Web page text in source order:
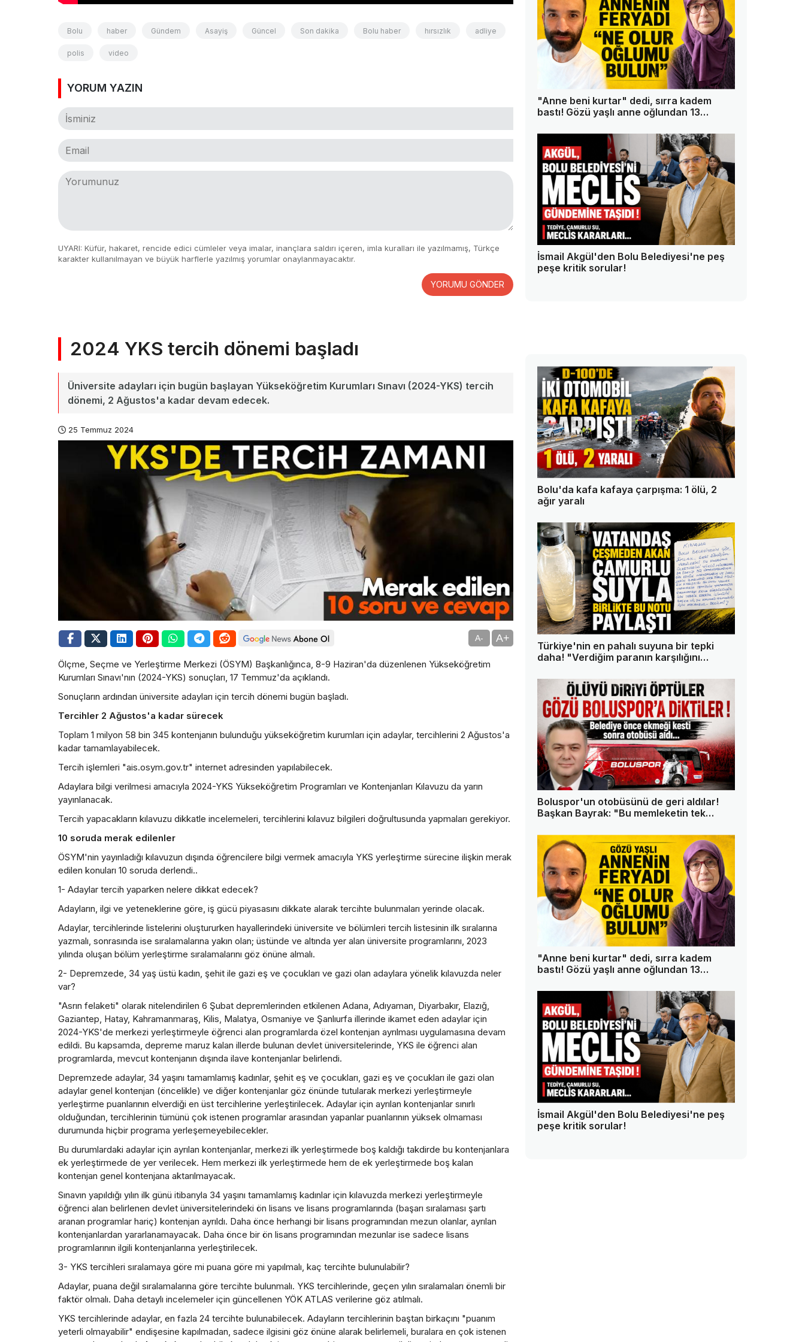
Bolu haber Gündem Asayiş Güncel Son dakika Bolu haber hırsızlık adliye
polis video
YORUM YAZIN
UYARI: Küfür, hakaret, rencide edici cümleler veya imalar, inançlara saldırı içeren, imla kuralları ile yazılmamış, Türkçe
karakter kullanılmayan ve büyük harflerle yazılmış yorumlar onaylanmayacaktır.
YORUMU GÖNDER
"Anne beni kurtar" dedi, sırra kadem
bastı! Gözü yaşlı anne oğlundan 13
İsmail Akgül'den Bolu Belediyesi'ne peş
peşe kritik sorular!
2024 YKS tercih dönemi başladı
Üniversite adayları için bugün başlayan Yükseköğretim Kurumları Sınavı (2024-YKS) tercih
dönemi, 2 Ağustos'a kadar devam edecek.
25 Temmuz 2024
A- A+
Ölçme, Seçme ve Yerleştirme Merkezi (ÖSYM) Başkanlığınca, 8-9 Haziran'da düzenlenen Yükseköğretim
Kurumları Sınavı'nın (2024-YKS) sonuçları, 17 Temmuz'da açıklandı.
Sonuçların ardından üniversite adayları için tercih dönemi bugün başladı.
Tercihler 2 Ağustos'a kadar sürecek
Toplam 1 milyon 58 bin 345 kontenjanın bulunduğu yükseköğretim kurumları için adaylar, tercihlerini 2 Ağustos'a
kadar tamamlayabilecek.
Tercih işlemleri "ais.osym.gov.tr" internet adresinden yapılabilecek.
Adaylara bilgi verilmesi amacıyla 2024-YKS Yükseköğretim Programları ve Kontenjanları Kılavuzu da yarın
yayınlanacak.
Tercih yapacakların kılavuzu dikkatle incelemeleri, tercihlerini kılavuz bilgileri doğrultusunda yapmaları gerekiyor.
10 soruda merak edilenler
ÖSYM'nin yayınladığı kılavuzun dışında öğrencilere bilgi vermek amacıyla YKS yerleştirme sürecine ilişkin merak
edilen konuları 10 soruda derlendi..
1- Adaylar tercih yaparken nelere dikkat edecek?
Adayların, ilgi ve yeteneklerine göre, iş gücü piyasasını dikkate alarak tercihte bulunmaları yerinde olacak.
Adaylar, tercihlerinde listelerini oluştururken hayallerindeki üniversite ve bölümleri tercih listesinin ilk sıralarına
yazmalı, sonrasında ise sıralamalarına yakın olan; üstünde ve altında yer alan üniversite programlarını, 2023
yılında oluşan bölüm yerleştirme sıralamalarını göz önüne almalı.
2- Depremzede, 34 yaş üstü kadın, şehit ile gazi eş ve çocukları ve gazi olan adaylara yönelik kılavuzda neler
var?
"Asrın felaketi" olarak nitelendirilen 6 Şubat depremlerinden etkilenen Adana, Adıyaman, Diyarbakır, Elazığ,
Gaziantep, Hatay, Kahramanmaraş, Kilis, Malatya, Osmaniye ve Şanlıurfa illerinde ikamet eden adaylar için
2024-YKS'de merkezi yerleştirmeyle öğrenci alan programlarda özel kontenjan ayrılması uygulamasına devam
edildi. Bu kapsamda, depreme maruz kalan illerde bulunan devlet üniversitelerinde, YKS ile öğrenci alan
programlarda, mevcut kontenjanın dışında ilave kontenjanlar belirlendi.
Depremzede adaylar, 34 yaşını tamamlamış kadınlar, şehit eş ve çocukları, gazi eş ve çocukları ile gazi olan
adaylar genel kontenjan (öncelikle) ve diğer kontenjanlar göz önünde tutularak merkezi yerleştirmeyle
yerleştirme puanlarının elverdiği en üst tercihlerine yerleştirilecek. Adaylar için ayrılan kontenjanlar sınırlı
olduğundan, tercihlerinin tümünü çok istenen programlar arasından yapanlar puanlarının yüksek olmaması
durumunda hiçbir programa yerleşemeyebilecekler.
Bu durumlardaki adaylar için ayrılan kontenjanlar, merkezi ilk yerleştirmede boş kaldığı takdirde bu kontenjanlara
ek yerleştirmede de yer verilecek. Hem merkezi ilk yerleştirmede hem de ek yerleştirmede boş kalan
kontenjan genel kontenjana aktarılmayacak.
Sınavın yapıldığı yılın ilk günü itibarıyla 34 yaşını tamamlamış kadınlar için kılavuzda merkezi yerleştirmeyle
öğrenci alan belirlenen devlet üniversitelerindeki ön lisans ve lisans programlarında (başarı sıralaması şartı
aranan programlar hariç) kontenjan ayrıldı. Daha önce herhangi bir lisans programından mezun olanlar, ayrılan
kontenjanlardan yararlanamayacak. Daha önce bir ön lisans programından mezunlar ise sadece lisans
programlarının ilgili kontenjanlarına yerleştirilecek.
3- YKS tercihleri sıralamaya göre mi puana göre mi yapılmalı, kaç tercihte bulunulabilir?
Adaylar, puana değil sıralamalarına göre tercihte bulunmalı. YKS tercihlerinde, geçen yılın sıralamaları önemli bir
faktör olmalı. Daha detaylı incelemeler için güncellenen YÖK ATLAS verilerine göz atılmalı.
YKS tercihlerinde adaylar, en fazla 24 tercihte bulunabilecek. Adayların tercihlerinin baştan birkaçını "puanım
yeterli olmayabilir" endişesine kapılmadan, sadece ilgisini göz önüne alarak belirlemeli, buralara en çok istenen
Bolu'da kafa kafaya çarpışma: 1 ölü, 2
ağır yaralı
Türkiye'nin en pahalı suyuna bir tepki
daha! "Verdiğim paranın karşılığını
Boluspor'un otobüsünü de geri aldılar!
Başkan Bayrak: "Bu memleketin tek
"Anne beni kurtar" dedi, sırra kadem
bastı! Gözü yaşlı anne oğlundan 13
İsmail Akgül'den Bolu Belediyesi'ne peş
peşe kritik sorular!